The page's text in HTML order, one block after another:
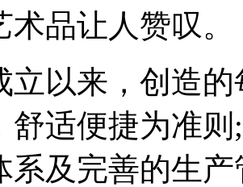
品让人赞叹。
来，创造的
舒适便捷为准则
系及完善的生